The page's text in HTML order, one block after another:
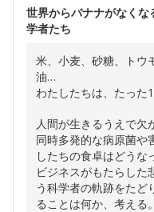
世界からバナナがなく
学者たち
米、小麦、砂糖、トウ
油…
わたしたちは、たった
人間が生きるうえで欠
同時多発的な病原菌や
したちの食卓はどうな
ビジネスがもたらした
う科学者の軌跡をたど
ることは何か、考える。